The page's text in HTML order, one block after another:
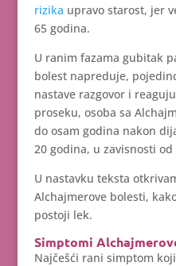
rizika upravo starost, jer
65 godina.
U ranim fazama gubitak
bolest napreduje,
nastave razgovor i
proseku, osoba sa
do osam godina nakon
20 godina, u zavisnosti
U nastavku teksta
Alchajmerove bolesti,
postoji lek.
Simptomi
Najčešći rani simptom